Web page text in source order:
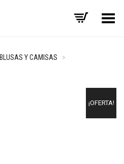
Menú
BLUSAS Y CAMISAS
>
¡OFERTA!